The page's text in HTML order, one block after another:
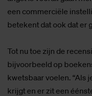
een commerciële
betekent dat ook dat er
Tot nu toe zijn de
bijvoorbeeld op
kwetsbaar voelen. “Als
krijgt en er zit een